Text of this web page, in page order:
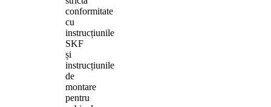
conformitate
cu
instrucțiunile
SKF
și
instrucțiunile
de
montare
pentru